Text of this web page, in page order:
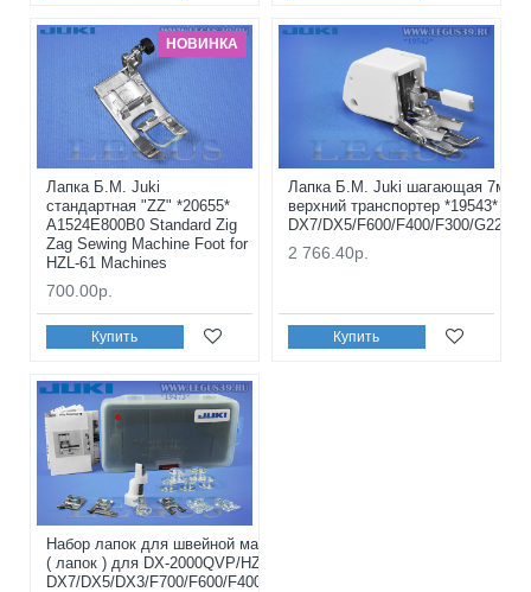
НОВИНКА
Лапка Б.М. Juki
стандартная "ZZ" *20655*
A1524E800B0 Standard Zig
Zag Sewing Machine Foot for
HZL-61 Machines
700.00р.
Купить
Лапка Б.М. Juki шагающая 7мм,
верхний транспортер *19543*
DX7/DX5/F600/F400/F300/G220/
2 766.40р.
Купить
Набор лапок для швейной машины Juki 40183638 *19473*
( лапок ) для DX-2000QVP/HZL-
DX7/DX5/DX3/F700/F600/F400/F300/G220/G120/G210/G110